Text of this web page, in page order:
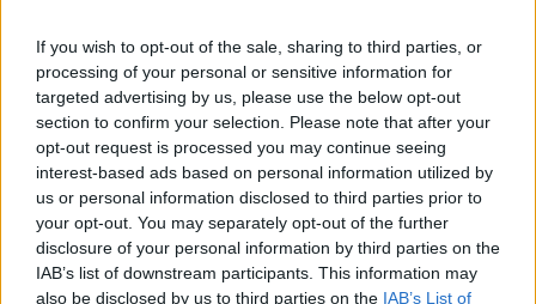
If you wish to opt-out of the sale, sharing to third parties, or
processing of your personal or sensitive information for
targeted advertising by us, please use the below opt-out
section to confirm your selection. Please note that after your
opt-out request is processed you may continue seeing
interest-based ads based on personal information utilized by
us or personal information disclosed to third parties prior to
your opt-out. You may separately opt-out of the further
disclosure of your personal information by third parties on the
IAB’s list of downstream participants. This information may
also be disclosed by us to third parties on the IAB’s List of
piaci folyamatoknak megfelelően a BUX decemberi
határidős árfolyama 1.2%-kal emelkedett az eddigi
kereskedés során. A forgalom átlag feletti, 19,735
kontraktusnyi. A kamattartalom 4.5%-on áll, az egy éves
államkötvényhozam 8.2%-os. Az egyedi részvényekre szóló
határidős termékek közül a márciusi OTP vonzza a
legtöbb...